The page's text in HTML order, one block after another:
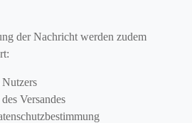
der Nachricht werden zudem
Versandes